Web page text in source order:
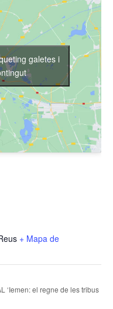
+ Mapa de
galetes i
‘Iemen: el regne de les tribus